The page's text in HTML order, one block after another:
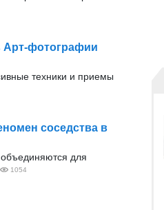
Арт-фотографии
техники и приемы
соседства в
для
1054